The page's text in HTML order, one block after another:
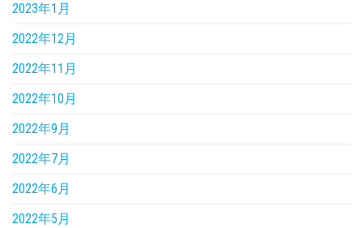
2023年1月
2022年12月
2022年11月
2022年10月
2022年9月
2022年7月
2022年6月
2022年5月